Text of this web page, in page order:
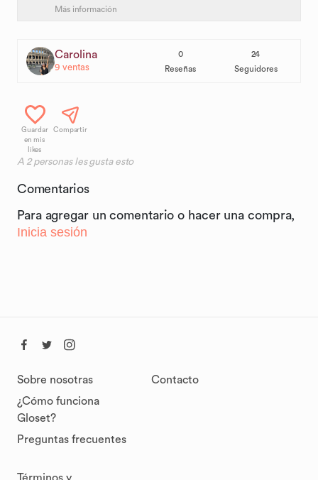
Más información
Carolina
9 ventas
0
Reseñas
24
Seguidores
Guardar
en mis
likes
Compartir
A 2personas les gusta esto
Comentarios
Para agregar un comentario o hacer una compra,
Inicia sesión
Sobre nosotras
¿Cómo funciona
Gloset?
Preguntas frecuentes
Contacto